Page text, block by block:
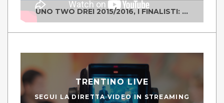
UNO TWO DREI 2015/2016, I FINALISTI: CLASSE IV ALS ISTITUTO "DEGASPERI" BORGO VALSUGANA
TRENTINO LIVE
SEGUI LA DIRETTA VIDEO IN STREAMING